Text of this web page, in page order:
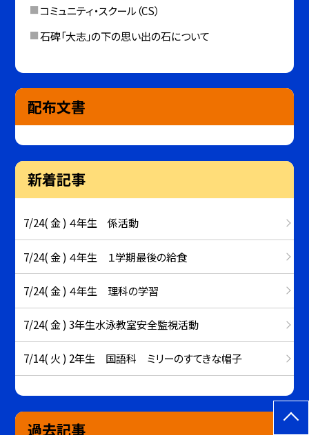
コミュニティ・スクール（CS）
石碑「大志」の下の思い出の石について
配布文書
新着記事
7/24( 金 ) ４年生 係活動
7/24( 金 ) ４年生 １学期最後の給食
7/24( 金 ) ４年生 理科の学習
7/24( 金 ) 3年生水泳教室安全監視活動
7/14( 火 ) 2年生 国語科 ミリーのすてきな帽子
過去記事